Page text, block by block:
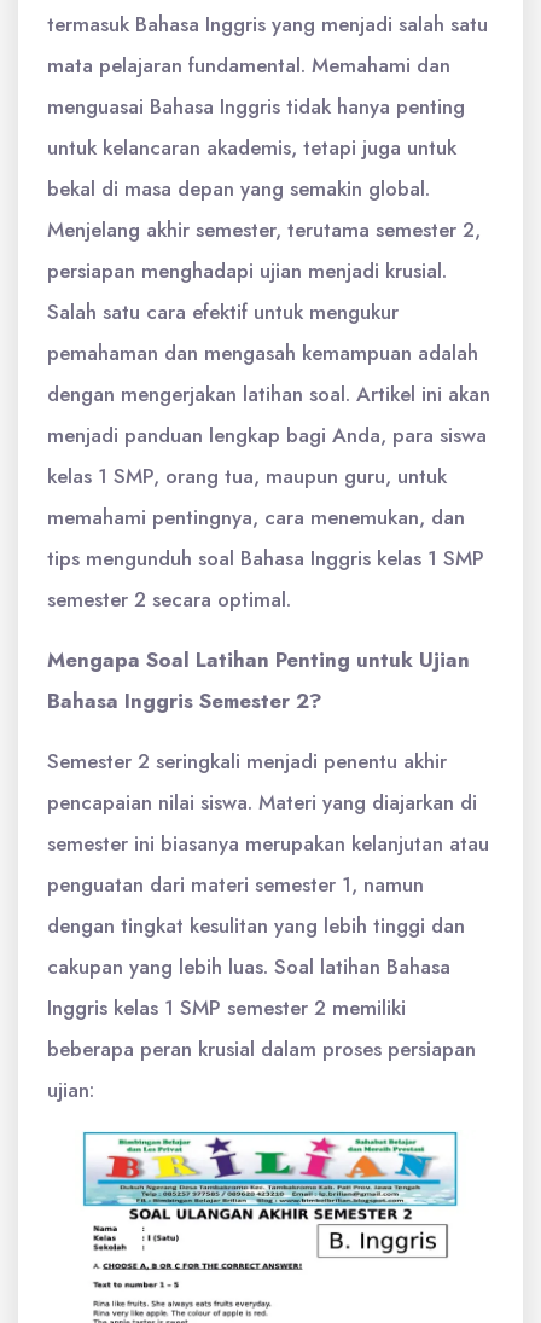
termasuk Bahasa Inggris yang menjadi salah satu
mata pelajaran fundamental. Memahami dan
menguasai Bahasa Inggris tidak hanya penting
untuk kelancaran akademis, tetapi juga untuk
bekal di masa depan yang semakin global.
Menjelang akhir semester, terutama semester 2,
persiapan menghadapi ujian menjadi krusial.
Salah satu cara efektif untuk mengukur
pemahaman dan mengasah kemampuan adalah
dengan mengerjakan latihan soal. Artikel ini akan
menjadi panduan lengkap bagi Anda, para siswa
kelas 1 SMP, orang tua, maupun guru, untuk
memahami pentingnya, cara menemukan, dan
tips mengunduh soal Bahasa Inggris kelas 1 SMP
semester 2 secara optimal.
Mengapa Soal Latihan Penting untuk Ujian
Bahasa Inggris Semester 2?
Semester 2 seringkali menjadi penentu akhir
pencapaian nilai siswa. Materi yang diajarkan di
semester ini biasanya merupakan kelanjutan atau
penguatan dari materi semester 1, namun
dengan tingkat kesulitan yang lebih tinggi dan
cakupan yang lebih luas. Soal latihan Bahasa
Inggris kelas 1 SMP semester 2 memiliki
beberapa peran krusial dalam proses persiapan
ujian: